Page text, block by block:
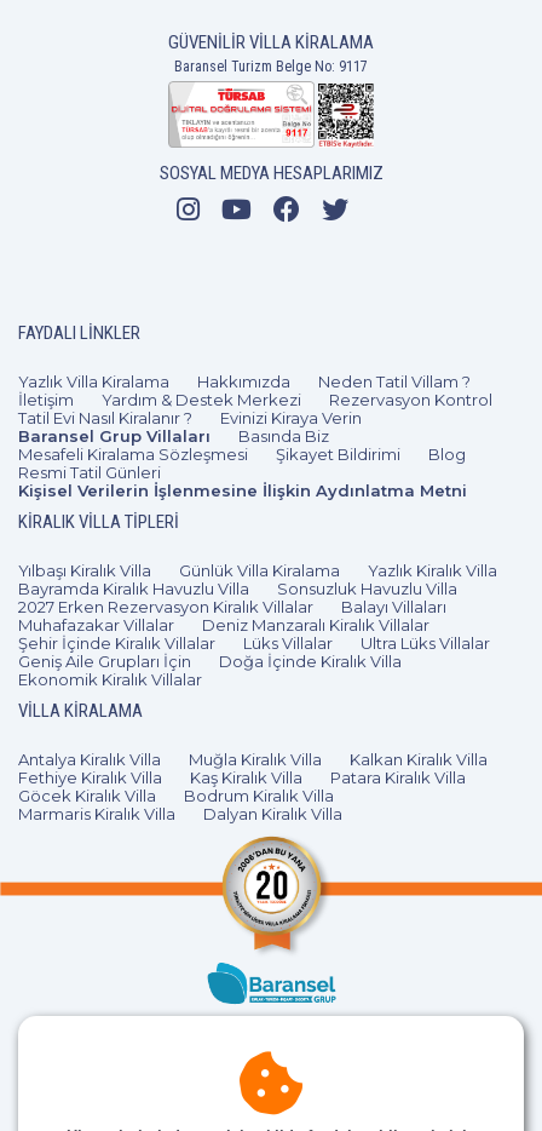
GÜVENILIR VILLA KIRALAMA
Baransel Turizm Belge No: 9117
SOSYAL MEDYA HESAPLARIMIZ
FAYDALI LINKLER
Yazlık Villa Kiralama Hakkımızda
Neden Tatil Villam ?
İletişim
Yardım & Destek Merkezi
Rezervasyon Kontrol
Tatil Evi Nasıl Kiralanır ?
Evinizi Kiraya Verin
Baransel Grup Villaları
Basında Biz
Mesafeli Kiralama Sözleşmesi
Şikayet Bildirimi
Blog
Resmi Tatil Günleri
Kişisel Verilerin İşlenmesine İlişkin Aydınlatma Metni
KIRALIK VILLA TIPLERI
Yılbaşı Kiralık Villa Günlük Villa Kiralama
Yazlık Kiralık Villa
Bayramda Kiralık Havuzlu Villa
Sonsuzluk Havuzlu Villa
2027 Erken Rezervasyon Kiralık Villalar
Balayı Villaları
Muhafazakar Villalar
Deniz Manzaralı Kiralık Villalar
Şehir İçinde Kiralık Villalar
Lüks Villalar
Ultra Lüks Villalar
Geniş Aile Grupları İçin
Doğa İçinde Kiralık Villa
Ekonomik Kiralık Villalar
VILLA KIRALAMA
Antalya Kiralık Villa Muğla Kiralık Villa
Kalkan Kiralık Villa
Fethiye Kiralık Villa
Kaş Kiralık Villa
Patara Kiralık Villa
Göcek Kiralık Villa
Bodrum Kiralık Villa
Marmaris Kiralık Villa
Dalyan Kiralık Villa